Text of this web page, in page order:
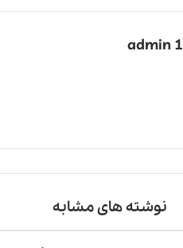
admin 1
نوشته های مشابه